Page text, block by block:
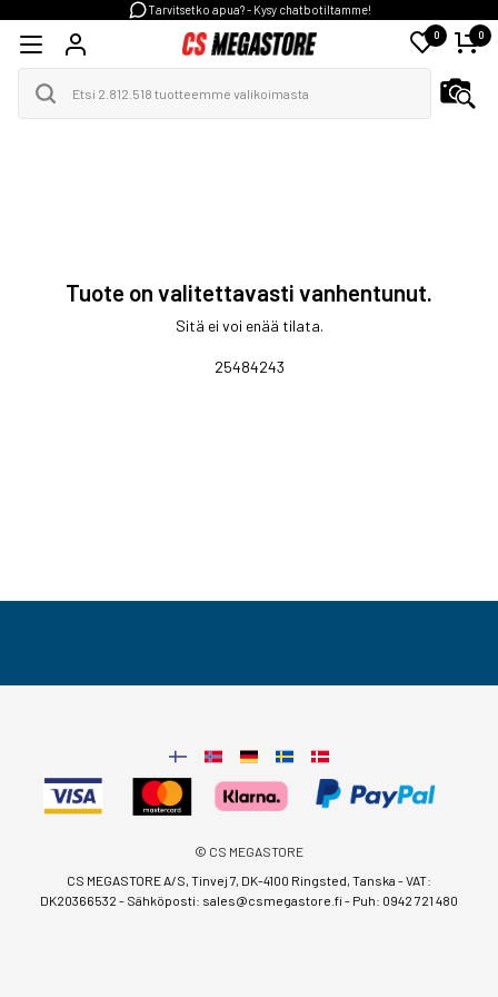
Tarvitsetko apua? - Kysy chatbotiltamme!
0 0
Tuote on valitettavasti vanhentunut.
Sitä ei voi enää tilata.
25484243
© CS MEGASTORE
CS MEGASTORE A/S, Tinvej 7, DK-4100 Ringsted, Tanska - VAT:
DK20366532 - Sähköposti: sales@csmegastore.fi- Puh: 0942 721 480